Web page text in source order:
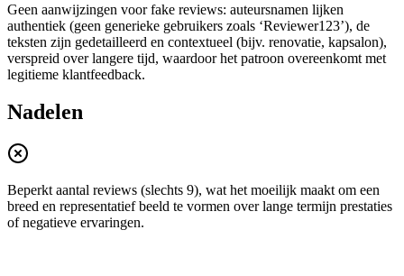
Geen aanwijzingen voor fake reviews: auteursnamen lijken
authentiek (geen generieke gebruikers zoals ‘Reviewer123’), de
teksten zijn gedetailleerd en contextueel (bijv. renovatie, kapsalon),
verspreid over langere tijd, waardoor het patroon overeenkomt met
legitieme klantfeedback.
Nadelen
Beperkt aantal reviews (slechts 9), wat het moeilijk maakt om een
breed en representatief beeld te vormen over lange termijn prestaties
of negatieve ervaringen.